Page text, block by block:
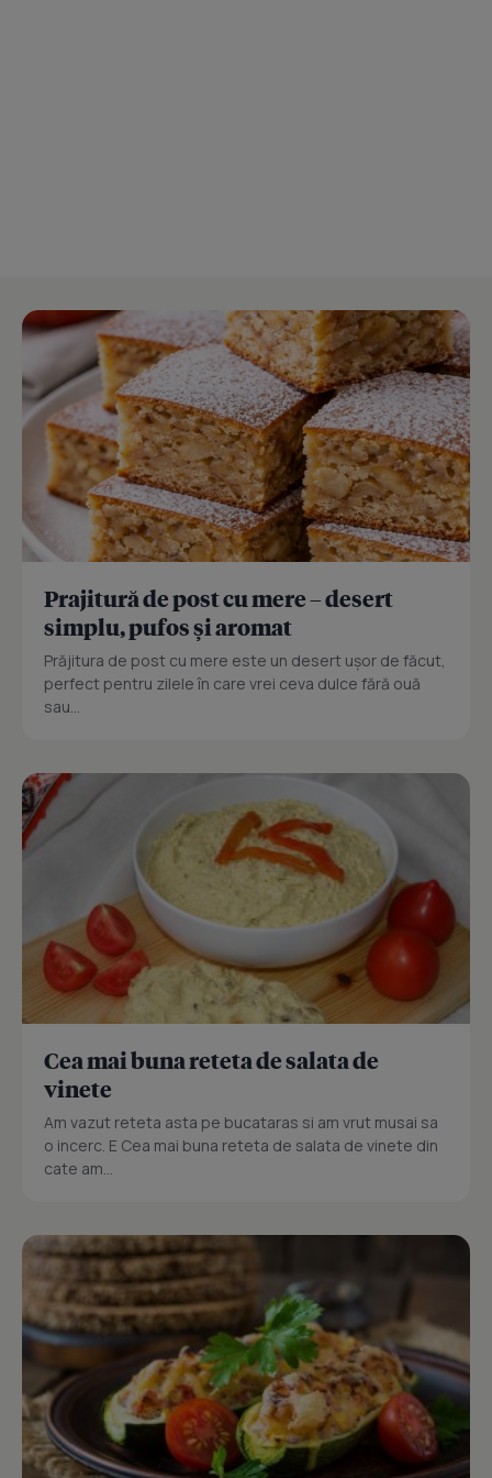
Prajitură de post cu mere – desert
simplu, pufos și aromat
Prăjitura de post cu mere este un desert ușor de făcut,
perfect pentru zilele în care vrei ceva dulce fără ouă
sau...
Cea mai buna reteta de salata de
vinete
Am vazut reteta asta pe bucataras si am vrut musai sa
o incerc. E Cea mai buna reteta de salata de vinete din
cate am...